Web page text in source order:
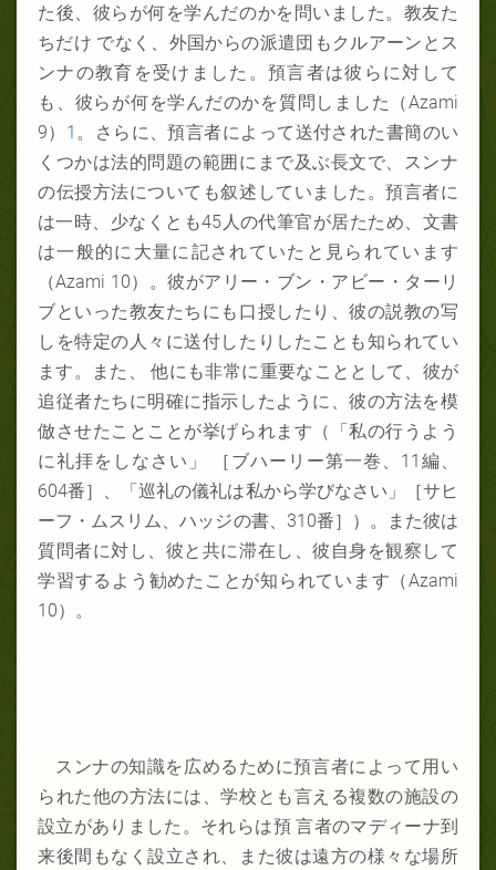
た後、彼らが何を学んだのかを問いました。教友た
ちだけ でなく、外国からの派遣団もクルアーンとス
ンナの教育を受けました。預言者は彼らに対して
も、彼らが何を学んだのかを質問しました（Azami
9） 1 。さらに、預言者によって送付された書簡のい
くつかは法的問題の範囲にまで及ぶ長文で、スンナ
の伝授方法についても叙述していました。預言者に
は一時、少なくとも45人の代筆官が居たため、文書
は一般的に大量に記されていたと見られています
（Azami 10）。彼がアリー・ブン・アビー・ターリ
ブといった教友たちにも口授したり、彼の説教の写
しを特定の人々に送付したりしたことも知られてい
ます。また、 他にも非常に重要なこととして、彼が
追従者たちに明確に指示したように、彼の方法を模
倣させたことことが挙げられます（「私の行うよう
に礼拝をしなさい」 ［ブハーリー第一巻、11編、
604番］、「巡礼の儀礼は私から学びなさい」［サヒ
ーフ・ムスリム、ハッジの書、310番］）。また彼は
質問者に対し、彼と共に滞在し、彼自身を観察して
学習するよう勧めたことが知られています（Azami
10）。
スンナの知識を広めるために預言者によって用い
られた他の方法には、学校とも言える複数の施設の
設立がありました。それらは預 言者のマディーナ到
来後間もなく設立され、また彼は遠方の様々な場所